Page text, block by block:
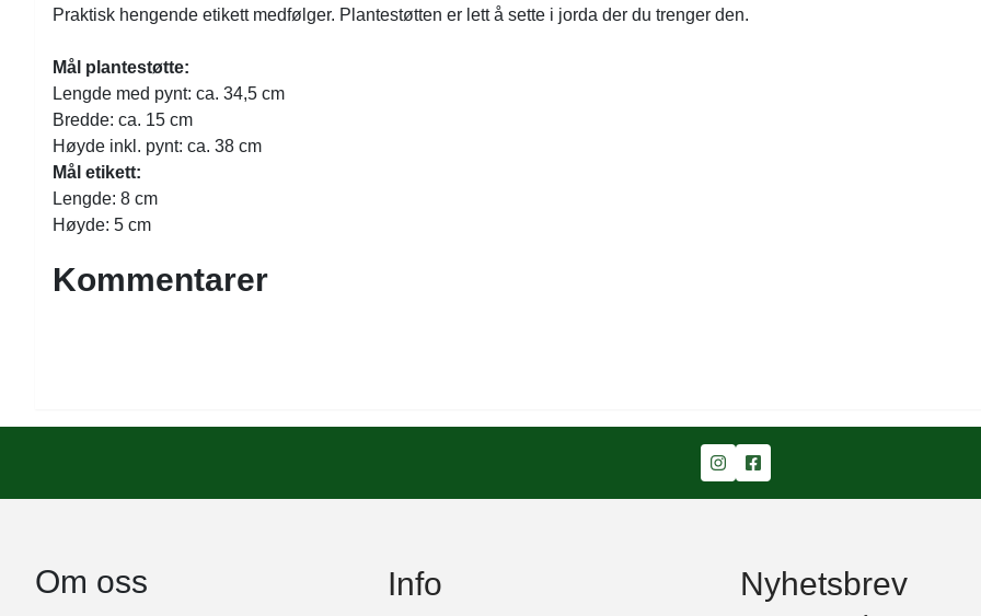
Praktisk hengende etikett medfølger. Plantestøtten er lett å sette i jorda der du trenger den.
Mål plantestøtte:
Lengde med pynt: ca. 34,5 cm
Bredde: ca. 15 cm
Høyde inkl. pynt: ca. 38 cm
Mål etikett:
Lengde: 8 cm
Høyde: 5 cm
Kommentarer
Om oss Info Nyhetsbrev